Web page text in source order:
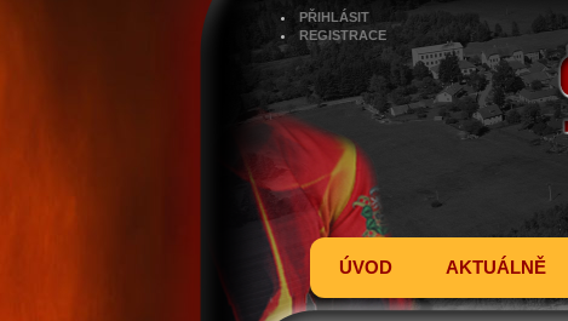
PŘIHLÁSIT
REGISTRACE
ÚVOD AKTUÁLNĚ